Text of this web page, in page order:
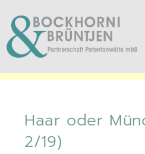
Haar oder2/
Haar oder
2/19)